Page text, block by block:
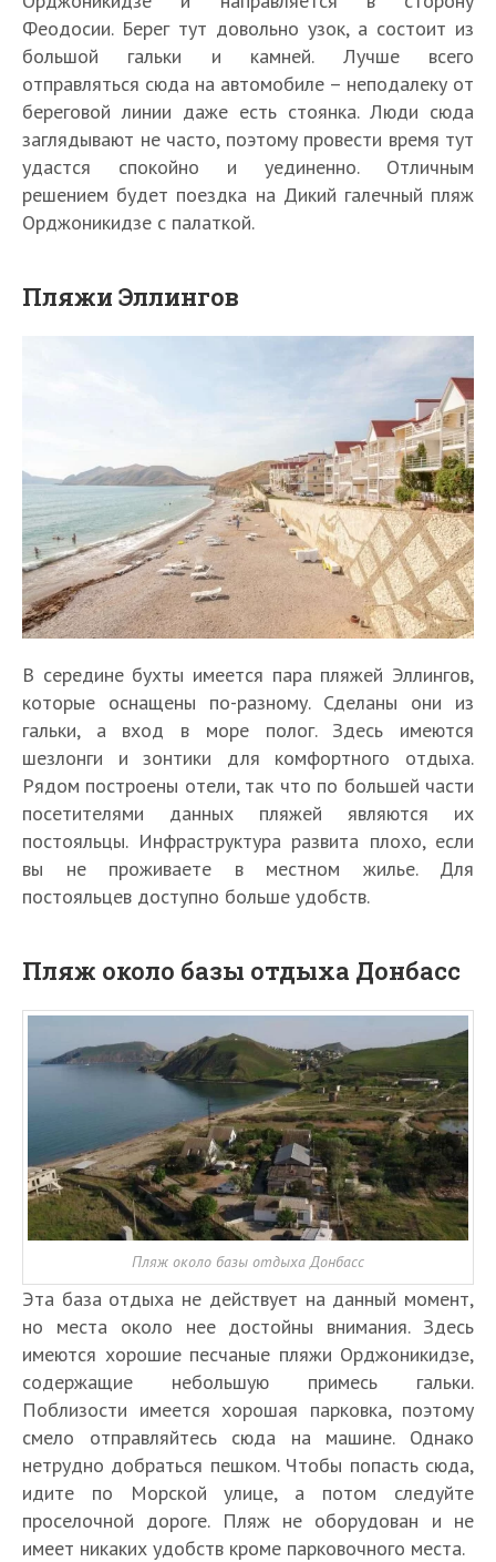
Феодосии. Берег тут довольно узок, а состоит из
большой гальки и камней. Лучше всего
отправляться сюда на автомобиле – неподалеку от
береговой линии даже есть стоянка. Люди сюда
заглядывают не часто, поэтому провести время тут
удастся спокойно и уединенно. Отличным
решением будет поездка на Дикий галечный пляж
Орджоникидзе с палаткой.
Пляжи Эллингов
В середине бухты имеется пара пляжей Эллингов,
которые оснащены по-разному. Сделаны они из
гальки, а вход в море полог. Здесь имеются
шезлонги и зонтики для комфортного отдыха.
Рядом построены отели, так что по большей части
посетителями данных пляжей являются их
постояльцы. Инфраструктура развита плохо, если
вы не проживаете в местном жилье. Для
постояльцев доступно больше удобств.
Пляж около базы отдыха Донбасс
Пляж около базы отдыха Донбасс
Эта база отдыха не действует на данный момент,
но места около нее достойны внимания. Здесь
имеются хорошие песчаные пляжи Орджоникидзе,
содержащие небольшую примесь гальки.
Поблизости имеется хорошая парковка, поэтому
смело отправляйтесь сюда на машине. Однако
нетрудно добраться пешком. Чтобы попасть сюда,
идите по Морской улице, а потом следуйте
проселочной дороге. Пляж не оборудован и не
имеет никаких удобств кроме парковочного места.